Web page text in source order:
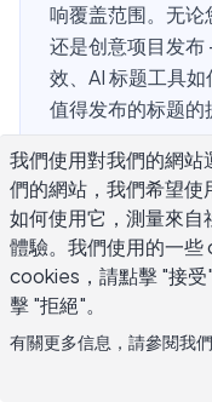
响覆盖范围。无
还是创意项目发布
效、AI 标题工具
值得发布的标题的
什么是 AI IG
AI IG 标题生成器是一
图像内容或关键字撰
东西 – 产品名称、情
我們使用對我們的網
們的網站，我們希望
如何使用它，測量來自
體驗。我們使用的一
cookies，請點擊 "接
擊 "拒絕"。
有關更多信息，請參閱我